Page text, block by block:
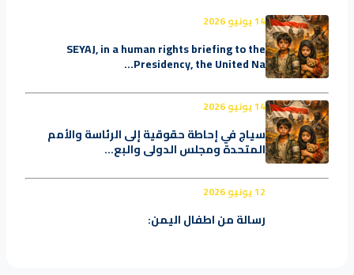
14 يونيو 2026
SEYAJ, in a human rights briefing to the
Presidency, the United Na...
14 يونيو 2026
سياج في إحاطة حقوقية إلى الرئاسة والأمم
المتحدة ومجلس الدولي والبع...
12 يونيو 2026
رسالة من اطفال اليمن: